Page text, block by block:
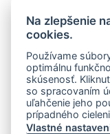
Na zlepšenie
cookies.
Používame
optimálnu
skúsenosť.
so spracovaním
uľahčenie jeho
prípadného
Vlastné